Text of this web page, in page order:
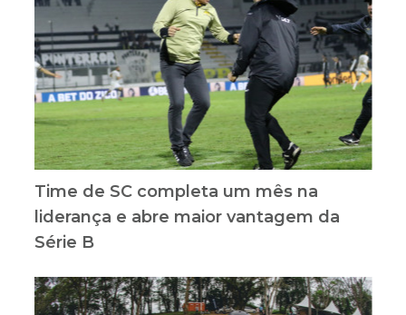
Time de SC completa um mês na
liderança e abre maior vantagem da
Série B